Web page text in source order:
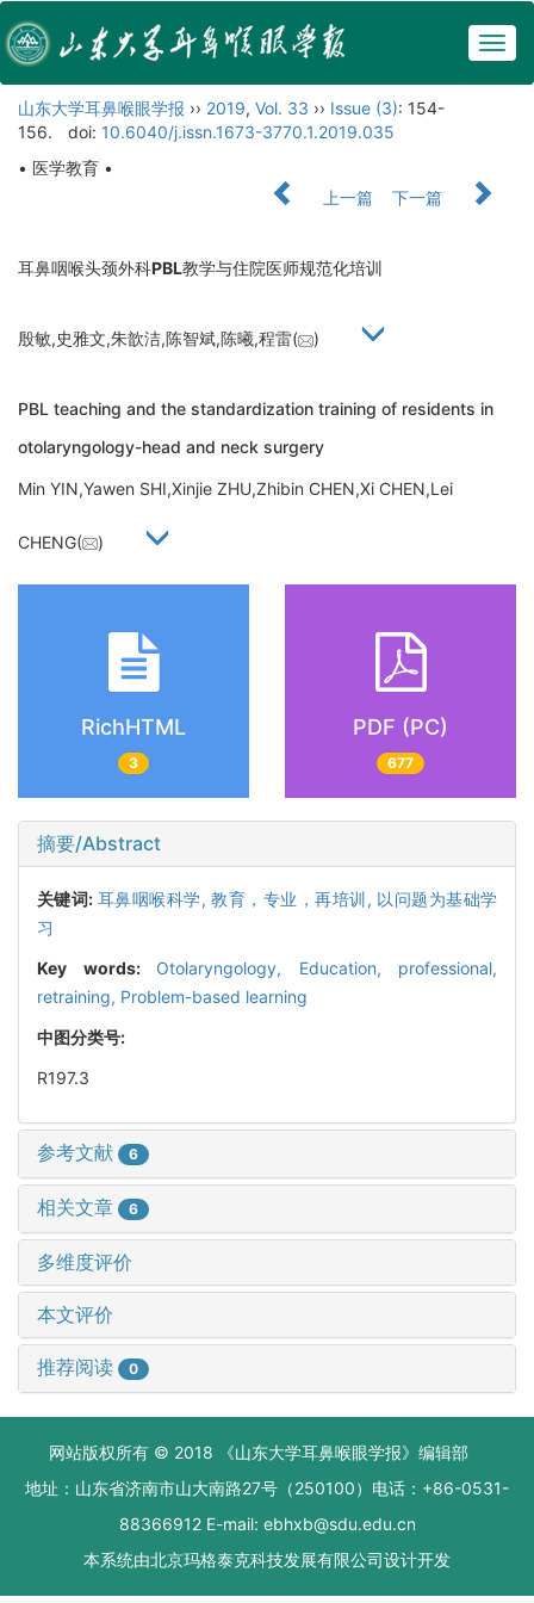
山东大学耳鼻喉眼学报 ›› 2019, Vol. 33 ›› Issue (3): 154-
156.
doi: 10.6040/j.issn.1673-3770.1.2019.035
• 医学教育 •
上一篇
下一篇
耳鼻咽喉头颈外科PBL教学与住院医师规范化培训
殷敏,史雅文,朱歆洁,陈智斌,陈曦,程雷( )
PBL teaching and the standardization training of residents in
otolaryngology-head and neck surgery
Min YIN,Yawen SHI,Xinjie ZHU,Zhibin CHEN,Xi CHEN,Lei
CHENG( )
RichHTML
3
PDF (PC)
677
摘要/Abstract
关键词: 耳鼻咽喉科学,教育，专业，再培训, 以问题为基础学
习
Key words: Otolaryngology, Education, professional,
retraining, Problem-based learning
中图分类号:
R197.3
参考文献 6
相关文章 6
多维度评价
本文评价
推荐阅读 0
网站版权所有 © 2018 《山东大学耳鼻喉眼学报》编辑部
地址：山东省济南市山大南路27号（250100）电话：+86-0531-
88366912 E-mail: ebhxb@sdu.edu.cn
本系统由北京玛格泰克科技发展有限公司设计开发